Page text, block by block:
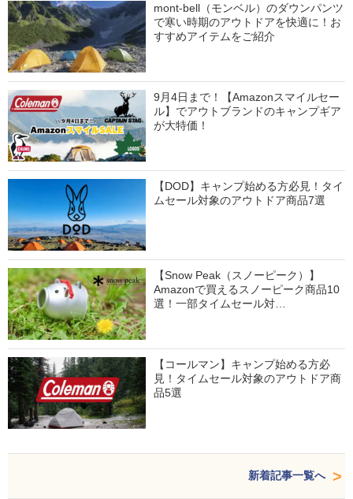
mont-bell（モンベル）のダウンパンツ
で寒い時期のアウトドアを快適に！お
すすめアイテムをご紹介
9月4日まで！【Amazonスマイルセー
ル】でアウトブランドのキャンプギア
が大特価！
【DOD】キャンプ始める方必見！タイ
ムセール対象のアウトドア商品7選
【Snow Peak（スノーピーク）】
Amazonで買えるスノーピーク商品10
選！一部タイムセール対…
【コールマン】キャンプ始める方必
見！タイムセール対象のアウトドア商
品5選
新着記事一覧へ